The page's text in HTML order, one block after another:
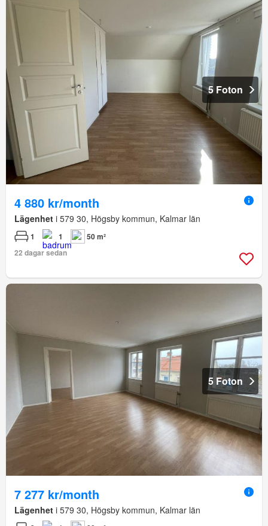
5 Foton
4 880 kr/month
Lägenhet i 579 30, Högsby kommun, Kalmar län
1 1
50 m²
22 dagar sedan
5 Foton
7 277 kr/month
Lägenhet i 579 30, Högsby kommun, Kalmar län